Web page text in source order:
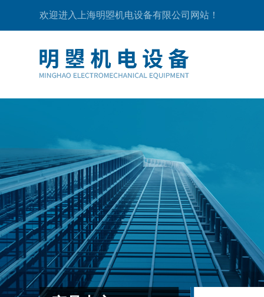
欢迎进入上海明曌机电设备有限公司网站！